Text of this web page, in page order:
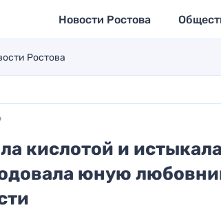
Новости Ростова
Ростова
кислотой и
юную